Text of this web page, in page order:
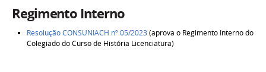
Regimento Interno
Resolução CONSUNIACH nº 05/2023 (aprova o Regimento Interno do
Colegiado do Curso de História Licenciatura)